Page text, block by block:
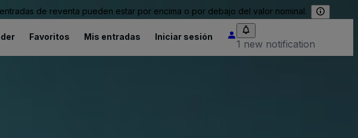
de reventa pueden estar por encima o por debajo del valor nominal.
Favoritos Mis entradas Iniciar sesión
1 new notification